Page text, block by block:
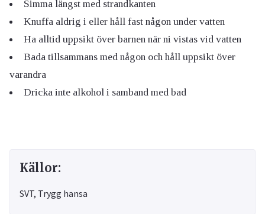
Simma längst med strandkanten
Knuffa aldrig i eller håll fast någon under vatten
Ha alltid uppsikt över barnen när ni vistas vid vatten
Bada tillsammans med någon och håll uppsikt över
varandra
Dricka inte alkohol i samband med bad
Källor:
SVT, Trygg hansa